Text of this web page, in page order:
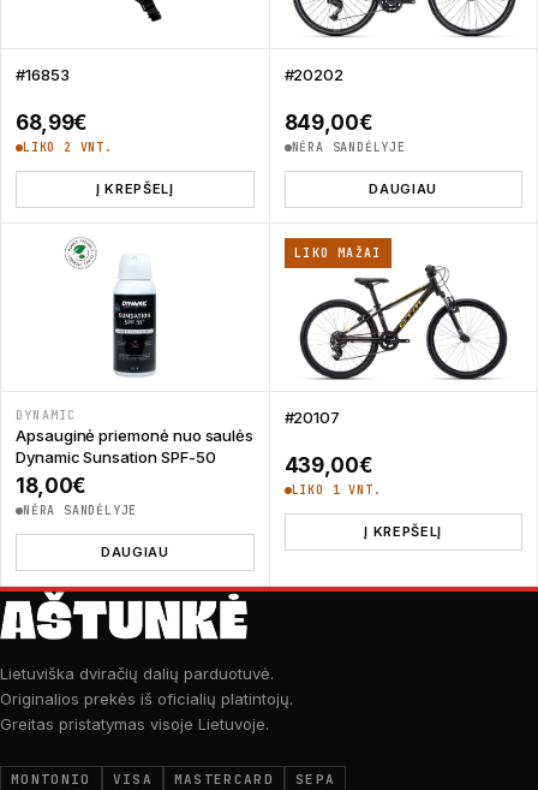
#16853
68,99€
LIKO 2 VNT.
Į KREPŠELĮ
#20202
849,00€
NĖRA SANDĖLYJE
DAUGIAU
DYNAMIC
Apsauginė priemonė nuo saulės
Dynamic Sunsation SPF-50
18,00€
NĖRA SANDĖLYJE
DAUGIAU
LIKO MAŽAI
#20107
439,00€
LIKO 1 VNT.
Į KREPŠELĮ
Lietuviška dviračių dalių parduotuvė.
Originalios prekės iš oficialių platintojų.
Greitas pristatymas visoje Lietuvoje.
MONTONIO VISA MASTERCARD SEPA